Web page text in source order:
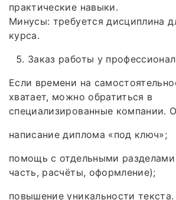
практические навыки.
Минусы: требуется дисциплина
курса.
Заказ работы у
Если времени на
хватает, можно обратиться в
специализированные компании.
написание диплома «под ключ»;
помощь с отдельными разделами
часть, расчёты, оформление);
повышение уникальности текста.